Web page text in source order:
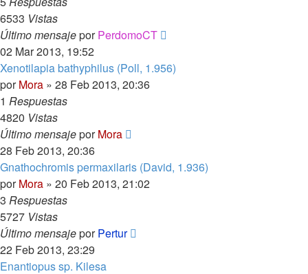
6533 Vistas
Último mensajeporPerdomoCT
02 Mar 2013, 19:52
Xenotilapia bathyphilus (Poll, 1.956)
porMora » 28 Feb 2013, 20:36
1 Respuestas
4820 Vistas
Último mensajeporMora
28 Feb 2013, 20:36
Gnathochromis permaxilaris (David, 1.936)
porMora » 20 Feb 2013, 21:02
3 Respuestas
5727 Vistas
Último mensajeporPertur
22 Feb 2013, 23:29
Enantiopus sp. Kilesa